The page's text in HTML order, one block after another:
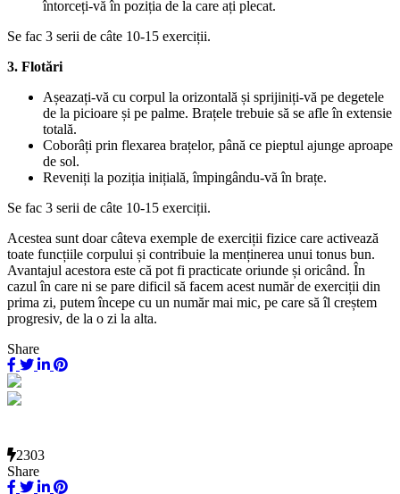
întorceți-vă în poziția de la care ați plecat.
Se fac 3 serii de câte 10-15 exerciții.
3. Flotări
Așeazați-vă cu corpul la orizontală și sprijiniți-vă pe degetele
de la picioare și pe palme. Brațele trebuie să se afle în extensie
totală.
Coborâți prin flexarea brațelor, până ce pieptul ajunge aproape
de sol.
Reveniți la poziția inițială, împingându-vă în brațe.
Se fac 3 serii de câte 10-15 exerciții.
Acestea sunt doar câteva exemple de exerciții fizice care activează
toate funcțiile corpului și contribuie la menținerea unui tonus bun.
Avantajul acestora este că pot fi practicate oriunde și oricând. În
cazul în care ni se pare dificil să facem acest număr de exerciții din
prima zi, putem începe cu un număr mai mic, pe care să îl creștem
progresiv, de la o zi la alta.
Share
2303
Share